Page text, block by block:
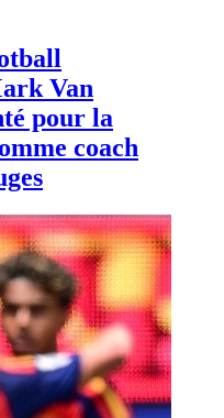
Van
pour la
coach